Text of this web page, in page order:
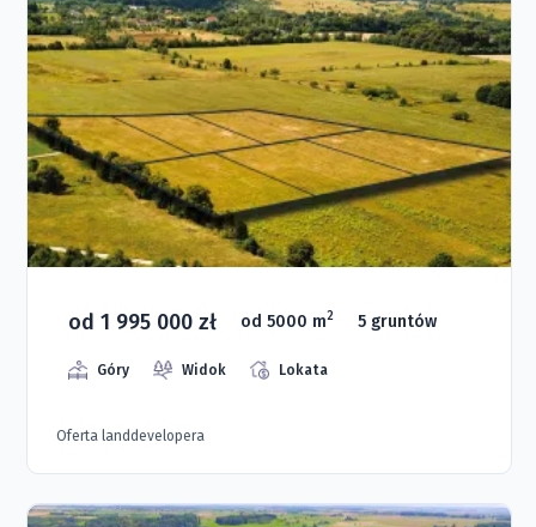
od 1 995 000 zł od 5000 m2 5 gruntów
Góry Widok Lokata
Oferta landdevelopera